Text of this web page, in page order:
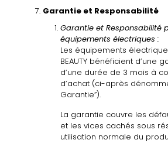
Garantie et Responsabilité
Garantie et Responsabilité
équipements électriques :
Les équipements
BEAUTY bénéficient d’une
d’une durée de 3 mois à
d’achat (ci-après
Garantie”).
La garantie couvre les
et les vices cachés sous
utilisation normale du